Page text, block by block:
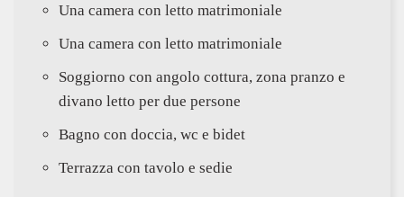
Una camera con letto matrimoniale
Una camera con letto matrimoniale
Soggiorno con angolo cottura, zona pranzo e
divano letto per due persone
Bagno con doccia, wc e bidet
Terrazza con tavolo e sedie